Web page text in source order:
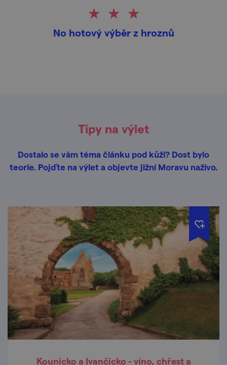
No hotový výběr z hroznů
Tipy na výlet
Dostalo se vám téma článku pod kůži? Dost bylo
teorie. Pojďte na výlet a objevte jižní Moravu naživo.
Kounicko a Ivančicko - víno, chřest a